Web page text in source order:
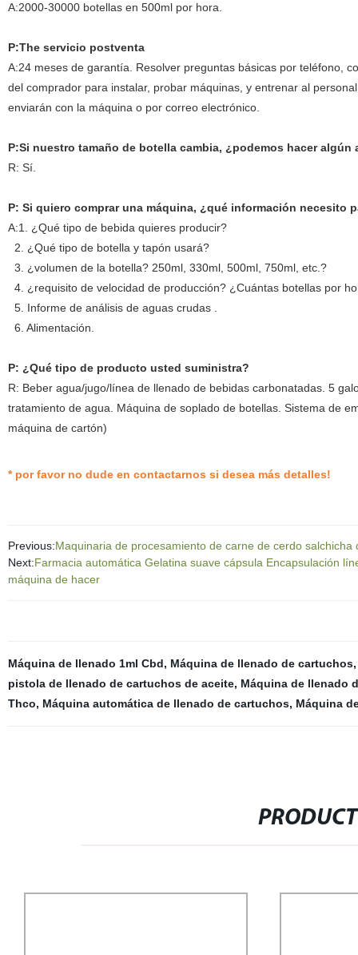
A:2000-30000 botellas en 500ml por hora.
P:The servicio postventa
A:24 meses de garantía. Resolver preguntas básicas por teléfono,
del comprador para instalar, probar máquinas, y entrenar al
enviarán con la máquina o por correo electrónico.
P:Si nuestro tamaño de botella cambia, ¿podemos hacer
R: Sí.
P: Si quiero comprar una máquina, ¿qué información necesito
A:1. ¿Qué tipo de bebida quieres producir?
2. ¿Qué tipo de botella y tapón usará?
3. ¿volumen de la botella? 250ml, 330ml, 500ml, 750ml, etc.?
4. ¿requisito de velocidad de producción? ¿Cuántas botellas por
5. Informe de análisis de aguas crudas .
6. Alimentación.
P: ¿Qué tipo de producto usted suministra?
R: Beber agua/jugo/línea de llenado de bebidas carbonatadas. 5
tratamiento de agua. Máquina de soplado de botellas. Sistema de
máquina de cartón)
* por favor no dude en contactarnos si desea más detalles!
Previous:Maquinaria de procesamiento de carne de cerdo
Next:Farmacia automática Gelatina suave cápsula Encapsulación
máquina de hacer
Máquina de llenado 1ml Cbd, Máquina de llenado de cartuchos
pistola de llenado de cartuchos de aceite, Máquina de llenado
Thco, Máquina automática de llenado de cartuchos, Máquina